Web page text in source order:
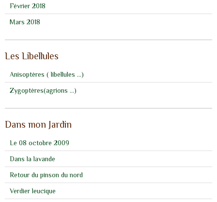
Février 2018
Mars 2018
Les Libellules
Anisoptères ( libellules ...)
Zygoptères(agrions ...)
Dans mon Jardin
Le 08 octobre 2009
Dans la lavande
Retour du pinson du nord
Verdier leucique